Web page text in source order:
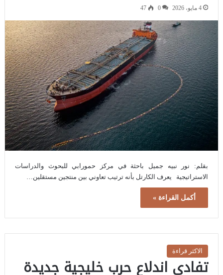
4 مايو، 2026 0
47
بقلم: نور نبيه جميل باحثة في مركز حمورابي للبحوث والدراسات
الاستراتيجية يعرف الكارتل بأنه ترتيب تعاوني بين منتجين مستقلين…
أكمل القراءة »
الاكثر قراءة
تفادي اندلاع حرب خليجية جديدة